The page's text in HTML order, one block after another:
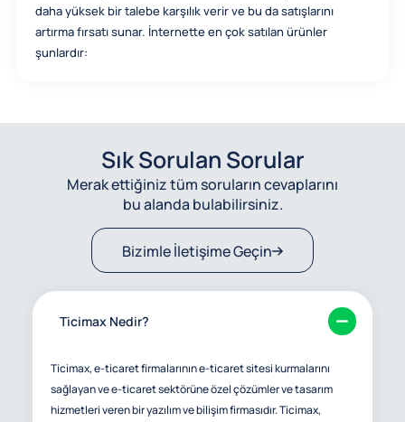
daha yüksek bir talebe karşılık verir ve bu da satışlarını
artırma fırsatı sunar. İnternette en çok satılan ürünler
şunlardır:
Sık Sorulan Sorular
Merak ettiğiniz tüm soruların cevaplarını
bu alanda bulabilirsiniz.
Bizimle İletişime Geçin
Ticimax Nedir?
Ticimax, e-ticaret firmalarının e-ticaret sitesi kurmalarını
sağlayan ve e-ticaret sektörüne özel çözümler ve tasarım
hizmetleri veren bir yazılım ve bilişim firmasıdır. Ticimax,